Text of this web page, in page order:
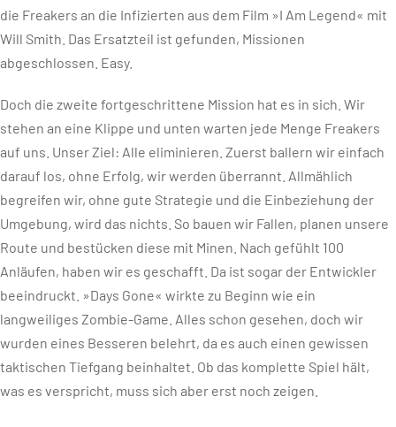
die Freakers an die Infizierten aus dem Film »I Am Legend« mit
Will Smith. Das Ersatzteil ist gefunden, Missionen
abgeschlossen. Easy.
Doch die zweite fortgeschrittene Mission hat es in sich. Wir
stehen an eine Klippe und unten warten jede Menge Freakers
auf uns. Unser Ziel: Alle eliminieren. Zuerst ballern wir einfach
darauf los, ohne Erfolg, wir werden überrannt. Allmählich
begreifen wir, ohne gute Strategie und die Einbeziehung der
Umgebung, wird das nichts. So bauen wir Fallen, planen unsere
Route und bestücken diese mit Minen. Nach gefühlt 100
Anläufen, haben wir es geschafft. Da ist sogar der Entwickler
beeindruckt. »Days Gone« wirkte zu Beginn wie ein
langweiliges Zombie-Game. Alles schon gesehen, doch wir
wurden eines Besseren belehrt, da es auch einen gewissen
taktischen Tiefgang beinhaltet. Ob das komplette Spiel hält,
was es verspricht, muss sich aber erst noch zeigen.